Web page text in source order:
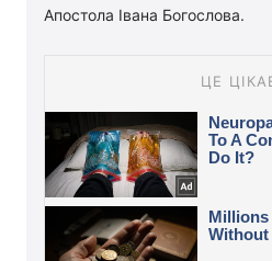
Апостола Івана Богослова.